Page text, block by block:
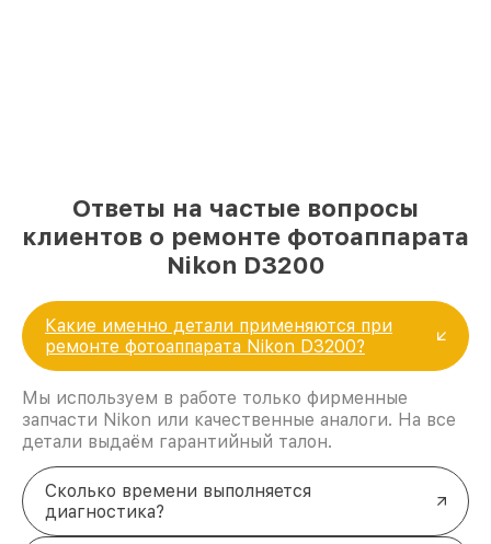
Ответы на частые вопросы
клиентов о ремонте фотоаппарата
Nikon D3200
Какие именно детали применяются при
ремонте фотоаппарата Nikon D3200?
Мы используем в работе только фирменные
запчасти Nikon или качественные аналоги. На все
детали выдаём гарантийный талон.
Сколько времени выполняется
диагностика?